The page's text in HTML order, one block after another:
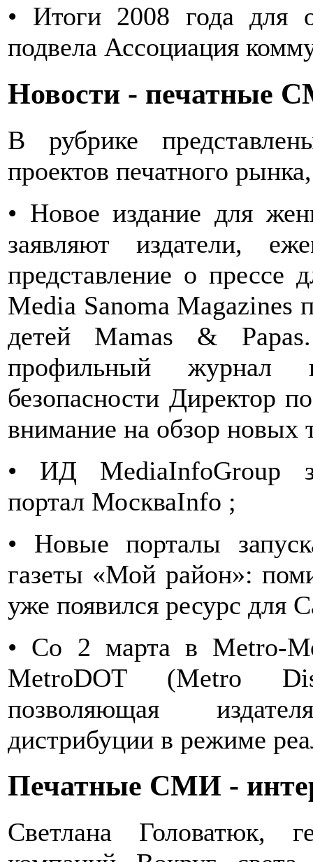
• Итоги 2008 года для
подвела Ассоциация
Новости - печатные
В рубрике
проектов печатного
• Новое издание для
заявляют издатели,
представление о
Media Sanoma Magazines
детей Mamas &
профильный журнал
безопасности Директор
внимание на обзор новых
• ИД MediaInfoGroup
портал МоскваInfo ;
• Новые порталы
газеты «Мой район»:
уже появился ресурс для
• Со 2 марта в Metro-
MetroDOT (Metro
позволяющая
дистрибуции в режиме
Печатные СМИ -
Светлана Головатюк,